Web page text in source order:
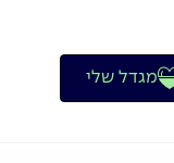
מגדל שלי